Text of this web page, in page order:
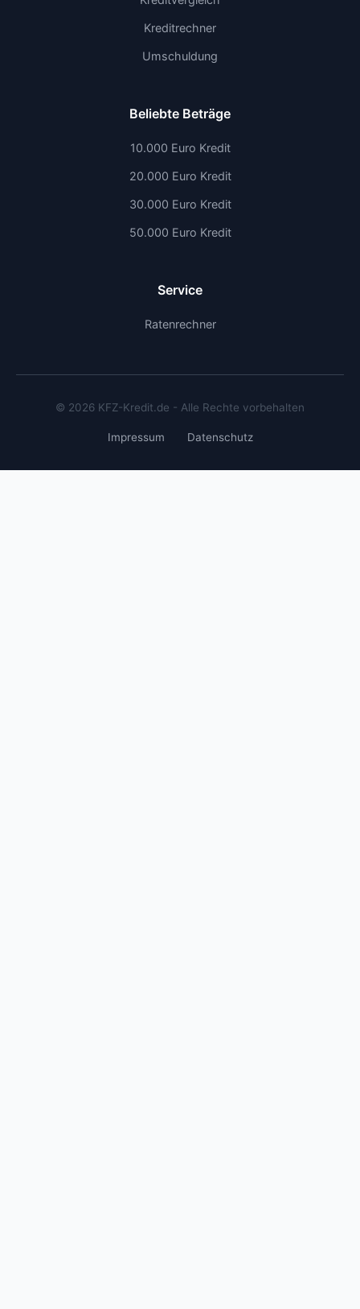
Kreditrechner
Umschuldung
Beliebte Beträge
10.000 Euro Kredit
20.000 Euro Kredit
30.000 Euro Kredit
50.000 Euro Kredit
Service
Ratenrechner
© 2026 KFZ-Kredit.de - Alle Rechte vorbehalten
Impressum Datenschutz